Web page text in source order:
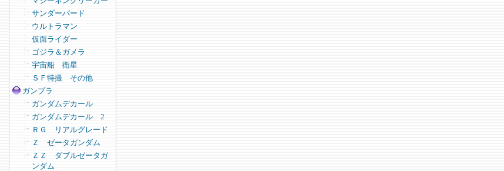
サンダーバード
ウルトラマン
仮面ライダー
ゴジラ＆ガメラ
宇宙船 衛星
ＳＦ特撮 その他
ガンプラ
ガンダムデカール
ガンダムデカール 2
ＲＧ リアルグレード
Ｚ ゼータガンダム
ＺＺ ダブルゼータガ
ンダム